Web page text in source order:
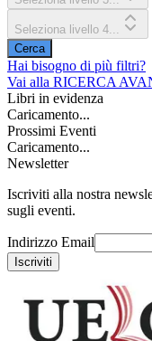
Seleziona livello 4...
Cerca
Hai bisogno di più filtri?
Vai alla RICERCA
Libri in evidenza
Caricamento...
Prossimi Eventi
Caricamento...
Newsletter
Iscriviti alla nostra
sugli eventi.
Indirizzo Email
Iscriviti